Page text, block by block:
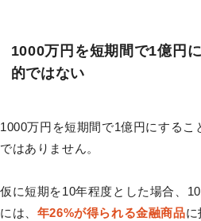
1000万円を短期間で1億円
的ではない
1000万円を短期間で1億円にするこ
ではありません。
仮に短期を10年程度とした場合、
には、 年26%が得られる金融商品に